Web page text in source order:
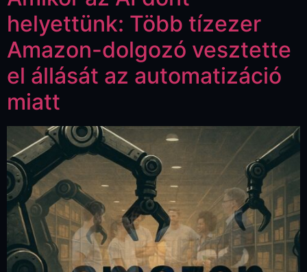
helyettünk: Több tízezer
Amazon-dolgozó vesztette
el állását az automatizáció
miatt